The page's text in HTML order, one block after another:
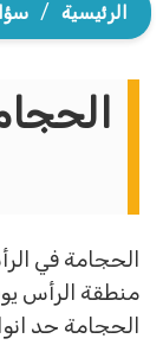
الرئيسية /
الحجامة في
منطقة الرأس
الحجامة حد